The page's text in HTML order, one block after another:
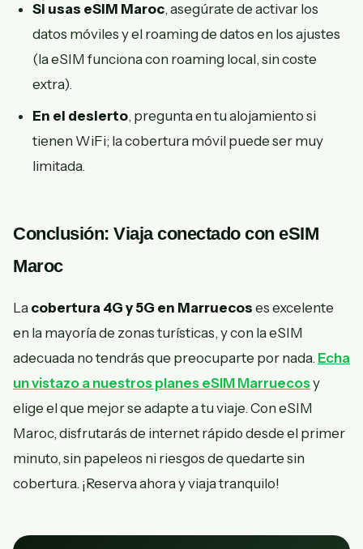
Si usas eSIM Maroc, asegúrate de activar los
datos móviles y el roaming de datos en los ajustes
(la eSIM funciona con roaming local, sin coste
extra).
En el desierto, pregunta en tu alojamiento si
tienen WiFi; la cobertura móvil puede ser muy
limitada.
Conclusión: Viaja conectado con eSIM
Maroc
La cobertura 4G y 5G en Marruecos es excelente
en la mayoría de zonas turísticas, y con la eSIM
adecuada no tendrás que preocuparte por nada. Echa
un vistazo a nuestros planes eSIM Marruecosy
elige el que mejor se adapte a tu viaje. Con eSIM
Maroc, disfrutarás de internet rápido desde el primer
minuto, sin papeleos ni riesgos de quedarte sin
cobertura. ¡Reserva ahora y viaja tranquilo!